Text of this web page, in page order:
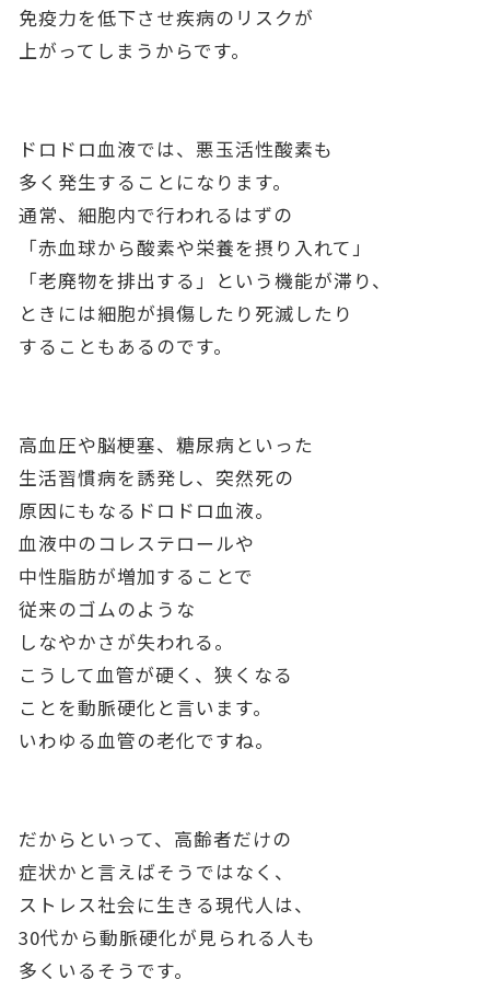
免疫力を低下させ疾病のリスクが
上がってしまうからです。
ドロドロ血液では、悪玉活性酸素も
多く発生することになります。
通常、細胞内で行われるはずの
「赤血球から酸素や栄養を摂り入れて」
「老廃物を排出する」という機能が滞り、
ときには細胞が損傷したり死滅したり
することもあるのです。
高血圧や脳梗塞、糖尿病といった
生活習慣病を誘発し、突然死の
原因にもなるドロドロ血液。
血液中のコレステロールや
中性脂肪が増加することで
従来のゴムのような
しなやかさが失われる。
こうして血管が硬く、狭くなる
ことを動脈硬化と言います。
いわゆる血管の老化ですね。
だからといって、高齢者だけの
症状かと言えばそうではなく、
ストレス社会に生きる現代人は、
30代から動脈硬化が見られる人も
多くいるそうです。